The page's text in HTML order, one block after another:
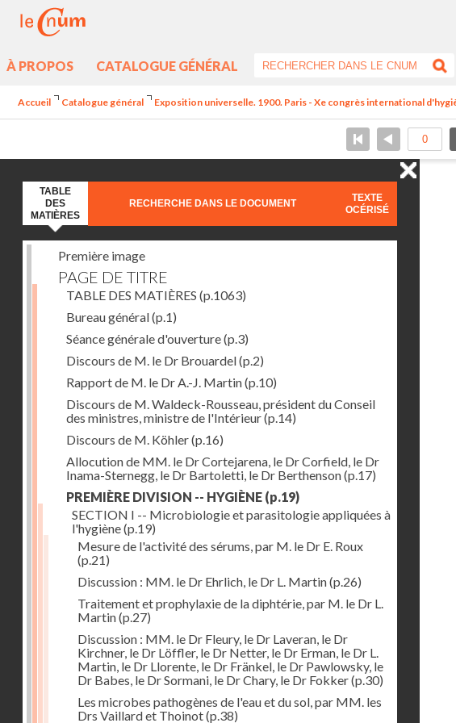
À PROPOS CATALOGUE GÉNÉRAL
Accueil Catalogue général Exposition universelle. 1900. Paris - Xe congrès international
TABLE
DES
MATIÈRES
RECHERCHE DANS LE DOCUMENT
TEXTE
OCÉRISÉ
Première image
PAGE DE TITRE
TABLE DES MATIÈRES (p.1063)
Bureau général(p.1)
Séance générale d'ouverture(p.3)
Discours de M. le Dr Brouardel(p.2)
Rapport de M. le Dr A.-J. Martin(p.10)
Discours de M. Waldeck-Rousseau, président du Conseil
des ministres, ministre de l'Intérieur(p.14)
Discours de M. Köhler(p.16)
Allocution de MM. le Dr Cortejarena, le Dr Corfield, le Dr
Inama-Sternegg, le Dr Bartoletti, le Dr Berthenson(p.17)
PREMIÈRE DIVISION -- HYGIÈNE (p.19)
SECTION I -- Microbiologie et parasitologie appliquées à
l'hygiène(p.19)
Mesure de l'activité des sérums, par M. le Dr E. Roux
(p.21)
Discussion : MM. le Dr Ehrlich, le Dr L. Martin(p.26)
Traitement et prophylaxie de la diphtérie, par M. le Dr L.
Martin(p.27)
Discussion : MM. le Dr Fleury, le Dr Laveran, le Dr
Kirchner, le Dr Löffler, le Dr Netter, le Dr Erman, le Dr L.
Martin, le Dr Llorente, le Dr Fränkel, le Dr Pawlowsky, le
Dr Babes, le Dr Sormani, le Dr Chary, le Dr Fokker(p.30)
Les microbes pathogènes de l'eau et du sol, par MM. les
Drs Vaillard et Thoinot(p.38)